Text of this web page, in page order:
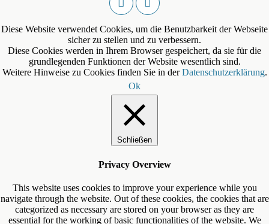
Diese Website verwendet Cookies, um die Benutzbarkeit der Webseite
sicher zu stellen und zu verbessern.
Diese Cookies werden in Ihrem Browser gespeichert, da sie für die
grundlegenden Funktionen der Website wesentlich sind.
Weitere Hinweise zu Cookies finden Sie in derDatenschutzerklärung.
Ok
Schließen
Privacy Overview
This website uses cookies to improve your experience while you
navigate through the website. Out of these cookies, the cookies that are
categorized as necessary are stored on your browser as they are
essential for the working of basic functionalities of the website. We